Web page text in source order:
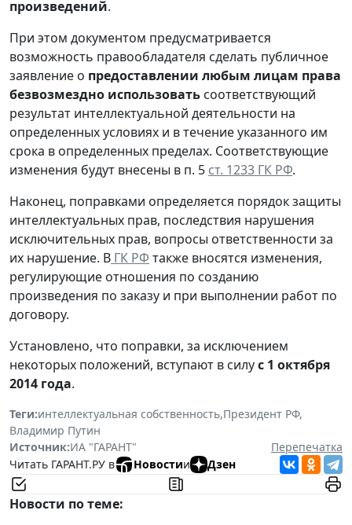
произведений.
При этом документом предусматривается
возможность правообладателя сделать публичное
заявление о предоставлении любым лицам права
безвозмездно использовать соответствующий
результат интеллектуальной деятельности на
определенных условиях и в течение указанного им
срока в определенных пределах. Соответствующие
изменения будут внесены в п. 5 ст. 1233 ГК РФ.
Наконец, поправками определяется порядок защиты
интеллектуальных прав, последствия нарушения
исключительных прав, вопросы ответственности за
их нарушение. В ГК РФ также вносятся изменения,
регулирующие отношения по созданию
произведения по заказу и при выполнении работ по
договору.
Установлено, что поправки, за исключением
некоторых положений, вступают в силус 1 октября
2014 года.
Теги:интеллектуальная собственность,Президент РФ,
Владимир Путин
Источник:ИА "ГАРАНТ"
Перепечатка
Читать ГАРАНТ.РУ в
Новостии Дзен
Новости по теме: